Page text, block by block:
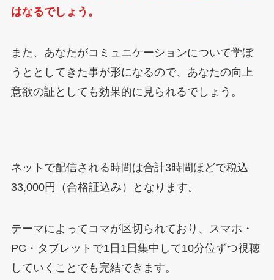
はなるでしょう。
また、あなたがコミュニケーションについて学ぼ
うととしてきた事が形になるので、あなたの向上
意欲の証としても効果的に見られるでしょう。
ネットで配信される時間は合計3時間ほどで税込
33,000円（合格証込み）となります。
テーマによってコマが区切られており、スマホ・
PC・タブレットで1日1日集中して10分位ずつ視聴
していくことでも完結できます。